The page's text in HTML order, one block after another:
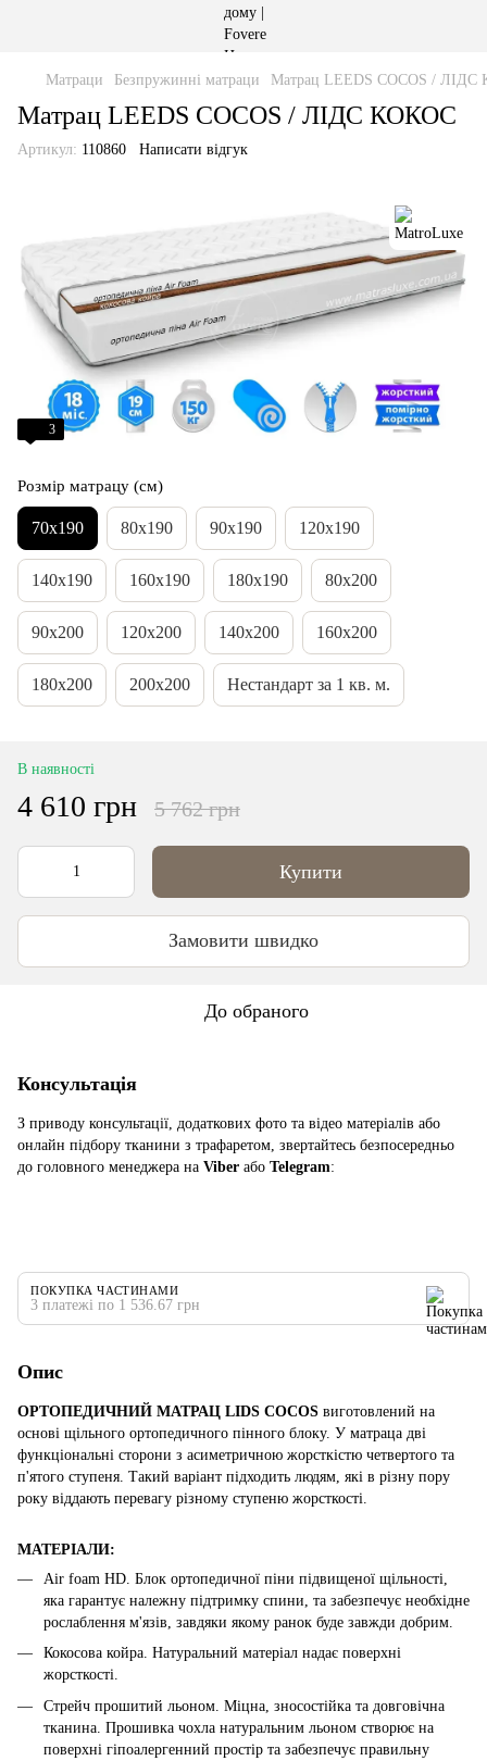
Матраци Безпружинні матраци Матрац LEEDS COCOS /
Матрац LEEDS COCOS / ЛІДС КОКОС
Артикул: 110860 Написати відгук
3
Розмір матрацу (см)
70х190 80х190 90x190 120x190
140x190 160x190 180x190 80x200
90x200 120x200 140x200 160x200
180x200 200x200 Нестандарт за 1 кв. м.
В наявності
4 610 грн 5 762 грн
Купити
Замовити швидко
До обраного
Консультація
З приводу консультації, додаткових фото та відео матеріалів або
онлайн підбору тканини з трафаретом, звертайтесь безпосередньо
до головного менеджера на Viber або Telegram:
ПОКУПКА ЧАСТИНАМИ
3 платежі по 1 536.67 грн
Опис
ОРТОПЕДИЧНИЙ МАТРАЦ LIDS COCOS виготовлений на
основі щільного ортопедичного пінного блоку. У матраца дві
функціональні сторони з асиметричною жорсткістю четвертого та
п'ятого ступеня. Такий варіант підходить людям, які в різну пору
року віддають перевагу різному ступеню жорсткості.
МАТЕРІАЛИ:
Air foam HD. Блок ортопедичної піни підвищеної щільності,
яка гарантує належну підтримку спини, та забезпечує необхідне
рослаблення м'язів, завдяки якому ранок буде завжди добрим.
Кокосова койра. Натуральний матеріал надає поверхні
жорсткості.
Стрейч прошитий льоном. Міцна, зносостійка та довговічна
тканина. Прошивка чохла натуральним льоном створює на
поверхні гіпоалергенний простір та забезпечує правильну